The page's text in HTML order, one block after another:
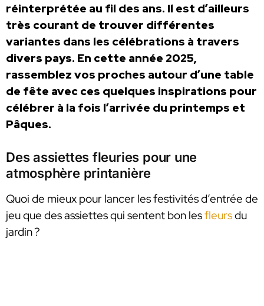
réinterprétée au fil des ans. Il est d’ailleurs
très courant de trouver différentes
variantes dans les célébrations à travers
divers pays. En cette année 2025,
rassemblez vos proches autour d’une table
de fête avec ces quelques inspirations pour
célébrer à la fois l’arrivée du printemps et
Pâques.
Des assiettes fleuries pour une
atmosphère printanière
Quoi de mieux pour lancer les festivités d’entrée de
jeu que des assiettes qui sentent bon lesfleursdu
jardin ?